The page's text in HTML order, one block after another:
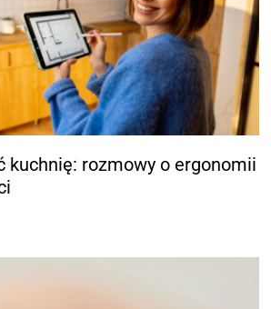
kuchnię: rozmowy o ergonomii